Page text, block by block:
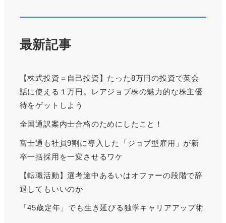
最新記事
【株式投資＝自己投資】たった8万円の投資で英会
話に使える１万円。レアジョブ株の魅力的な株主優
待をゲットしよう
全国通訳案内士合格のためにしたこと！
富士通も社員9割に導入した「ジョブ型雇用」が新
卒一括採用を一変させるワケ
【転職活動】選考途中あるいはオファーの段階で辞
退してもいいのか
「45歳定年」でも生き延びる独学キャリアアップ術